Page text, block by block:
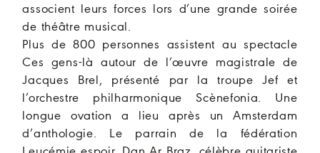
associent leurs forces lors d’une grande soirée
de théâtre musical.
Plus de 800 personnes assistent au spectacle
Ces gens-là autour de l’œuvre magistrale de
Jacques Brel, présenté par la troupe Jef et
l’orchestre philharmonique Scènefonia. Une
longue ovation a lieu après un Amsterdam
d’anthologie. Le parrain de la fédération